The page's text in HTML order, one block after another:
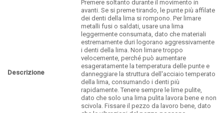
Descrizione
Premere soltanto durante il movimento in
avanti. Se si preme tirando, le punte più affilate
dei denti della lima si rompono. Per limare
metalli fusi o saldati, usare una lima
leggermente consumata, dato che materiali
estremamente duri logorano aggressivamente
i denti della lima. Non limare troppo
velocemente, perché può aumentare
esageratamente la temperatura delle punte e
danneggiare la struttura dell'acciaio temperato
della lima, consumando i denti più
rapidamente. Tenere sempre le lime pulite,
dato che solo una lima pulita lavora bene e non
scivola. Fissare il pezzo da lavoro bene, dato